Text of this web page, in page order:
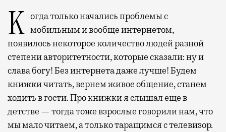
Когда только начались проблемы с мобильным и вообще интернетом,
появилось некоторое количество людей разной
степени авторитетности, которые сказали: ну и
слава богу! Без интернета даже лучше! Будем
книжки читать, вернем живое общение, станем
ходить в гости. Про книжки я слышал еще в
детстве — тогда тоже взрослые говорили нам, что
мы мало читаем, а только таращимся с телевизор.